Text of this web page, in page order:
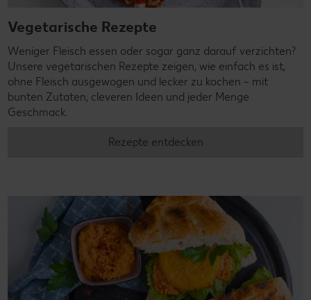
Vegetarische Rezepte
Weniger Fleisch essen oder sogar ganz darauf verzichten?
Unsere vegetarischen Rezepte zeigen, wie einfach es ist,
ohne Fleisch ausgewogen und lecker zu kochen – mit
bunten Zutaten, cleveren Ideen und jeder Menge
Geschmack.
Rezepte entdecken